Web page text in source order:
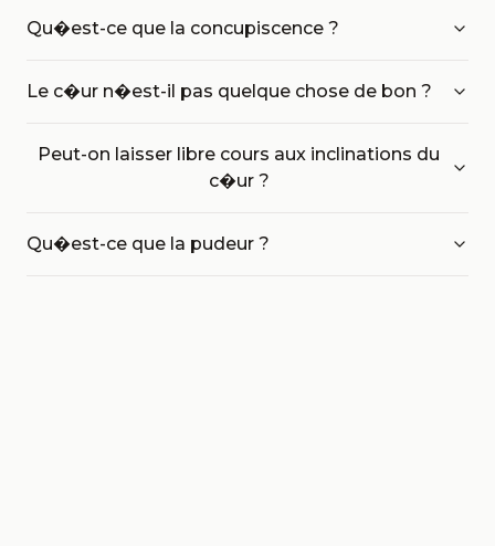
Qu�est-ce que la concupiscence ?
Le c�ur n�est-il pas quelque chose de bon ?
Peut-on laisser libre cours aux inclinations du
c�ur ?
Qu�est-ce que la pudeur ?